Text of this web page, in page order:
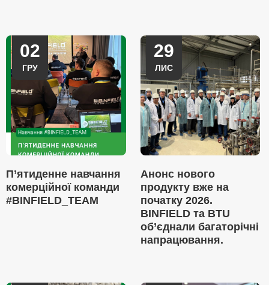
02
ГРУ
П’ятиденне навчання
комерційної команди
#BINFIELD_TEAM
29
ЛИС
Анонс нового
продукту вже на
початку 2026.
BINFIELD та BTU
об’єднали багаторічні
напрацювання.